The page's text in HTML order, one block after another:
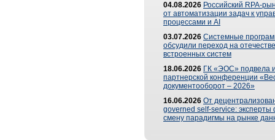
04.08.2026 Российский RPA-
от автоматизации задач к
процессами и AI
03.07.2026 Системные
обсудили переход на
встроенных систем
18.06.2026 ГК «ЭОС» подвела
партнерской конференции
документооборот – 2026»
16.06.2026 От
governed self-service: эксперты
смену парадигмы на рынке